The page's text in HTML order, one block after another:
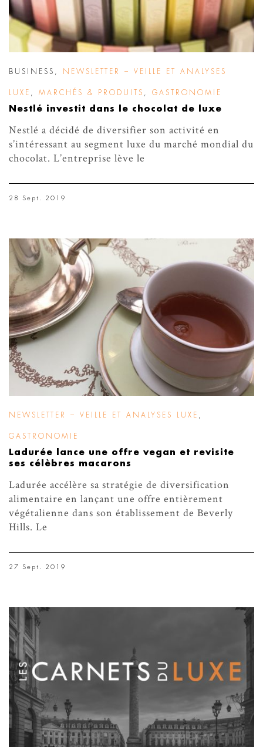
BUSINESS NEWSLETTER – VEILLE ET ANALYSES
LUXE MARCHÉS & PRODUITS GASTRONOMIE
Nestlé investit dans le chocolat de luxe
Nestlé a décidé de diversifier son activité en
s’intéressant au segment luxe du marché mondial du
chocolat. L’entreprise lève le
28 Sept. 2019
NEWSLETTER – VEILLE ET ANALYSES LUXE ,
GASTRONOMIE
Ladurée lance une offre vegan et revisite
ses célèbres macarons
Ladurée accélère sa stratégie de diversification
alimentaire en lançant une offre entièrement
végétalienne dans son établissement de Beverly
Hills. Le
27 Sept. 2019